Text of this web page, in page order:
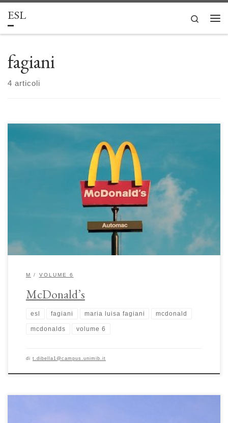
Passa al contenuto
ESL
Search
fagiani
4 articoli
McDonald’s: da fast-food per famiglie a termometro politico di Maria
Luisa Fagiani L’origine di McDonald’s è strettamente legata allo sviluppo
economico della California del Sud e agli investimenti sulle infrastrutture
viarie che l’hanno resa la mecca della “car culture”, favorendo la
diffusione di ristoranti “veloci” posizionati nei pressi dei principali […]
M VOLUME 6
McDonald’s
esl fagiani maria luisa fagiani mcdonald
mcdonalds volume 6
di t.dibella1@campus.unimib.it